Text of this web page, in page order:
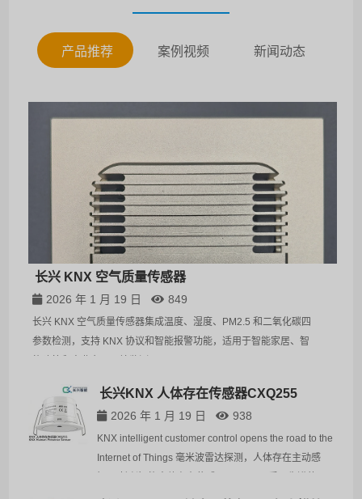
产品推荐 案例视频 新闻动态
长兴 KNX 空气质量传感器
2026 年 1 月 19 日 849
长兴 KNX 空气质量传感器集成温度、湿度、PM2.5 和二氧化碳四
参数检测，支持 KNX 协议和智能报警功能，适用于智能家居、智
长兴KNX 人体存在传感器CXQ255
2026 年 1 月 19 日 938
KNX intelligent customer control opens the road to the
Internet of Things 毫米波雷达探测，人体存在主动感
24GHz 雷达技术，专为智能家居、智能照明和智慧商业